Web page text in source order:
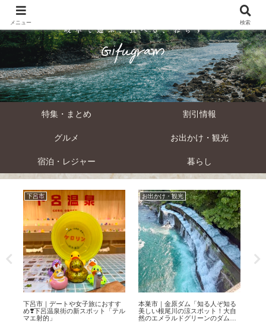
特集・まとめ 割引情報
グルメ お出かけ・観光
宿泊・レジャー 暮らし
下呂市
下呂市｜デートや女子旅におすす
め❣️下呂温泉街の新スポット「テル
マエ射的」
お出かけ・観光
本巣市｜金原ダム「知る人ぞ知る
美しい根尾川の涼スポット！大自
然のエメラルドグリーンのダムを
メニュー 検索